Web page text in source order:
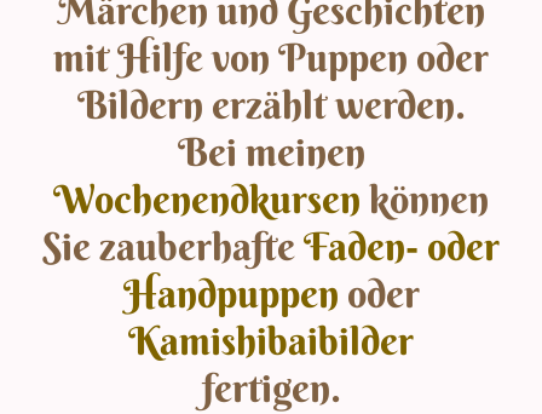
Märchen und Geschichten
mit Hilfe von Puppen oder
Bildern erzählt werden.
Bei meinen
Wochenendkursen können
Sie zauberhafteFaden- oder
Handpuppen oder
Kamishibaibilder
fertigen.